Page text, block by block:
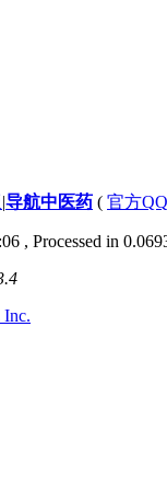
|导航中医药 ( 官方
, Processed in
Inc.